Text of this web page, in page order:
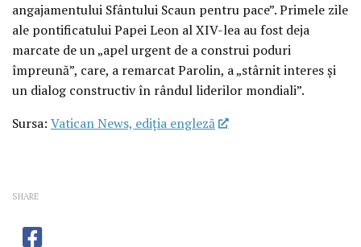
angajamentului Sfântului Scaun pentru pace”. Primele zile
ale pontificatului Papei Leon al XIV-lea au fost deja
marcate de un „apel urgent de a construi poduri
împreună”, care, a remarcat Parolin, a „stârnit interes și
un dialog constructiv în rândul liderilor mondiali”.
Sursa: Vatican News, ediția engleză
SHARE